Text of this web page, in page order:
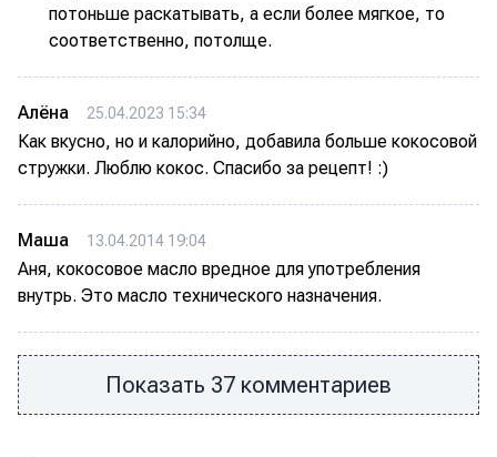
потоньше раскатывать, а если более мягкое, то
соответственно, потолще.
Алёна 25.04.2023 15:34
Как вкусно, но и калорийно, добавила больше кокосовой
стружки. Люблю кокос. Спасибо за рецепт! :)
Маша 13.04.2014 19:04
Аня, кокосовое масло вредное для употребления
внутрь. Это масло технического назначения.
Показать 37 комментариев